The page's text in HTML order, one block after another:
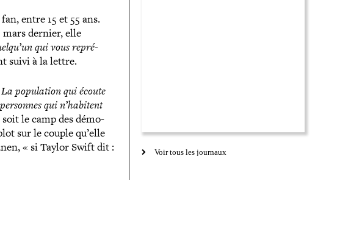
entre 15 et 55 ans.
mars dernier, elle
qui vous repré­
suivi à la lettre.
La popu­la­tion qui écoute
qui n’habitent
le camp des démo­
sur le couple qu’elle
« si Taylor Swift dit :
Voir tous les journaux